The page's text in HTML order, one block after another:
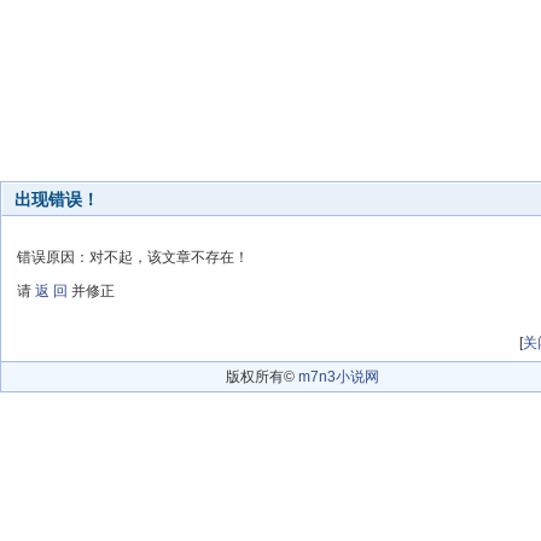
出现错误！
错误原因：对不起，该文章不存在！
请 返 回 并修正
[关
版权所有© m7n3小说网